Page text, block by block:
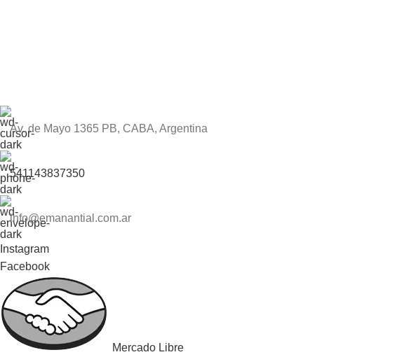
Av. de Mayo 1365 PB, CABA, Argentina
541143837350
info@emanantial.com.ar
Instagram
Facebook
Mercado Libre